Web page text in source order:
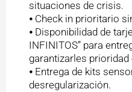
situaciones de crisis.
⦁ Check in prioritario
⦁ Disponibilidad de
INFINITOS” para
garantizarles
⦁ Entrega de kits
desregularización.